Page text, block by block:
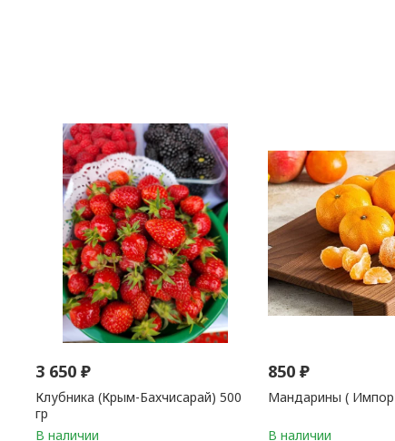
3 650₽
Клубника (Крым-Бахчисарай) 500
гр
850₽
Мандарины (